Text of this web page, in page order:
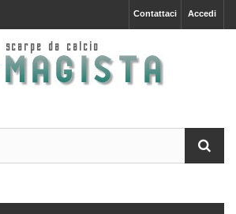
Accedi
Contattaci